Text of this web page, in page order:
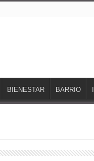
BIENESTAR BARRIO